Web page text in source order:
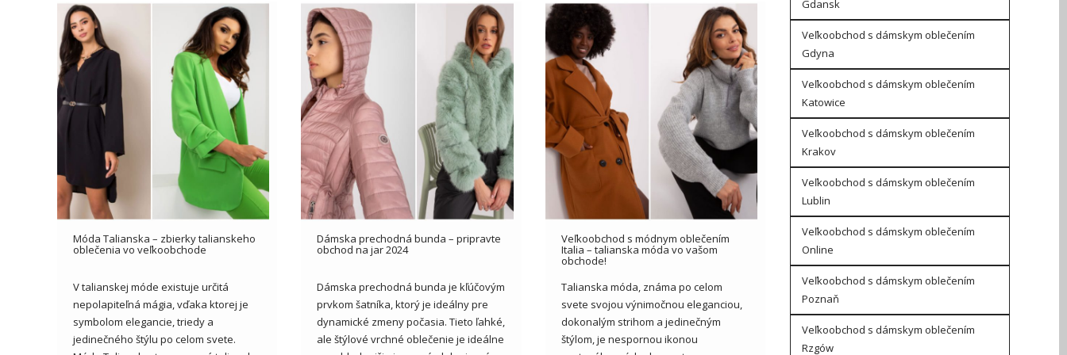
Móda Talianska – zbierky talianskeho
oblečenia vo veľkoobchode
V talianskej móde existuje určitá
nepolapiteľná mágia, vďaka ktorej je
symbolom elegancie, triedy a
jedinečného štýlu po celom svete.
Dámska prechodná bunda – pripravte
obchod na jar 2024
Dámska prechodná bunda je kľúčovým
prvkom šatníka, ktorý je ideálny pre
dynamické zmeny počasia. Tieto ľahké,
ale štýlové vrchné oblečenie je ideálne
Veľkoobchod s módnym oblečením
Italia – talianska móda vo vašom
obchode!
Talianska móda, známa po celom
svete svojou výnimočnou eleganciou,
dokonalým strihom a jedinečným
štýlom, je nespornou ikonou
Gdansk
Veľkoobchod s dámskym oblečením
Gdyna
Veľkoobchod s dámskym oblečením
Katowice
Veľkoobchod s dámskym oblečením
Krakov
Veľkoobchod s dámskym oblečením
Lublin
Veľkoobchod s dámskym oblečením
Online
Veľkoobchod s dámskym oblečením
Poznaň
Veľkoobchod s dámskym oblečením
Rzgów